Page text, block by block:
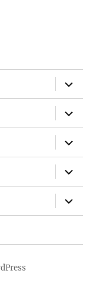
expand
child
menu
expand
child
menu
expand
child
menu
expand
child
menu
expand
child
menu